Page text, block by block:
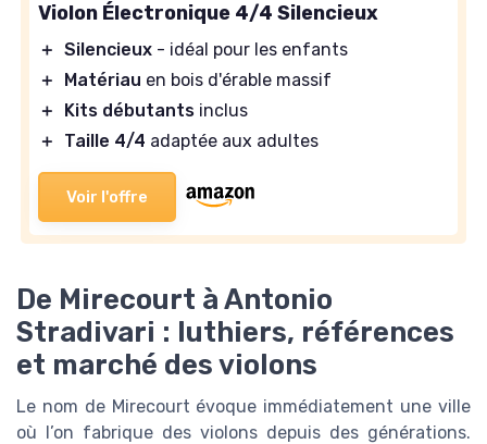
Violon Électronique 4/4 Silencieux
＋ Silencieux - idéal pour les enfants
＋
Matériau en bois d'érable massif
＋
Kits débutants inclus
＋
Taille 4/4 adaptée aux adultes
Voir l'offre
De Mirecourt à Antonio
Stradivari : luthiers, références
et marché des violons
Le nom de Mirecourt évoque immédiatement une ville
où l’on fabrique des violons depuis des générations.